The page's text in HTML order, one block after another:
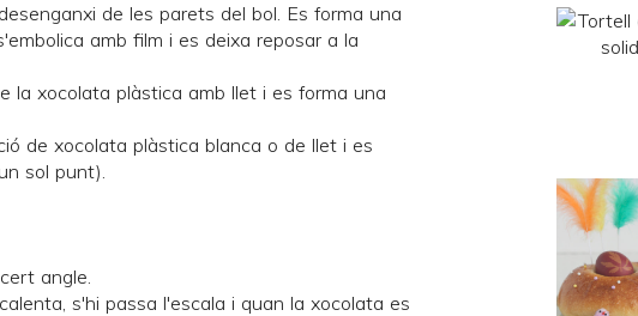
de les parets del bol. Es forma una
amb film i es deixa reposar a la
la xocolata plàstica amb llet i es forma una
de xocolata plàstica blanca o de llet i es
sol punt).
angle.
s'hi passa l'escala i quan la xocolata es